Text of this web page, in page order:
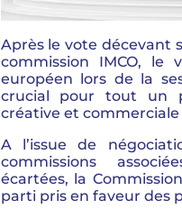
Après le vote décevant
commission IMCO, le
européen lors de la
crucial pour tout un
créative et
A l’issue de
commissions
écartées, la
parti pris en faveur des